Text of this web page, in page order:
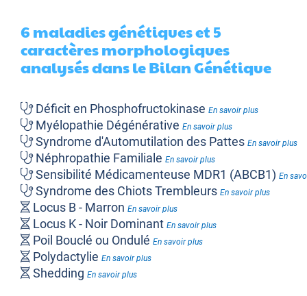
6 maladies génétiques et 5
caractères morphologiques
analysés dans le Bilan Génétique
Déficit en Phosphofructokinase En savoir plus
Myélopathie Dégénérative En savoir plus
Syndrome d'Automutilation des Pattes En savoir plus
Néphropathie Familiale En savoir plus
Sensibilité Médicamenteuse MDR1 (ABCB1) En
Syndrome des Chiots Trembleurs En savoir plus
Locus B - Marron En savoir plus
Locus K - Noir Dominant En savoir plus
Poil Bouclé ou Ondulé En savoir plus
Polydactylie En savoir plus
Shedding En savoir plus